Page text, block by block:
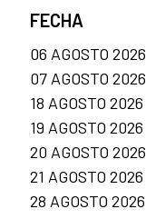
FECHA
06 AGOSTO 2026
07 AGOSTO 2026
18 AGOSTO 2026
19 AGOSTO 2026
20 AGOSTO 2026
21 AGOSTO 2026
28 AGOSTO 2026